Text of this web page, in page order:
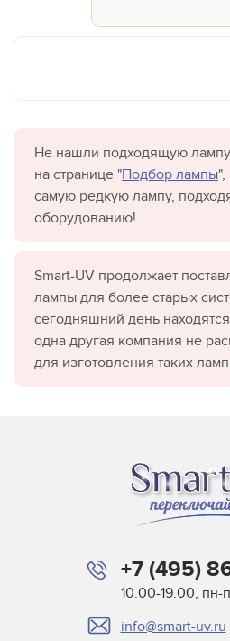
Не нашли подходящую
на странице "Подбор лампы
самую редкую лампу,
оборудованию!
Smart-UV продолжает
лампы для более старых
сегодняшний день
одна другая компания не
для изготовления таких
+7 (495)
10.00-19.00, пн-
info@smart-uv.ru